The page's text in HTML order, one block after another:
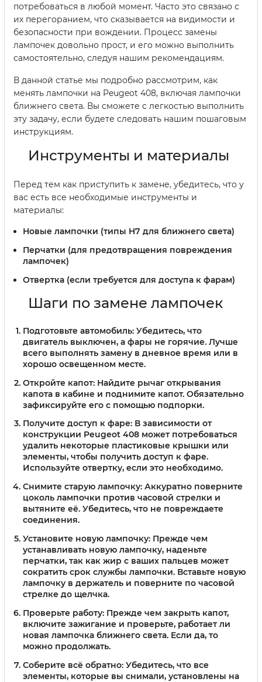
потребоваться в любой момент. Часто это связано с
их перегоранием, что сказывается на видимости и
безопасности при вождении. Процесс замены
лампочек довольно прост, и его можно выполнить
самостоятельно, следуя нашим рекомендациям.
В данной статье мы подробно рассмотрим, как
менять лампочки на Peugeot 408, включая лампочки
ближнего света. Вы сможете с легкостью выполнить
эту задачу, если будете следовать нашим пошаговым
инструкциям.
Инструменты и материалы
Перед тем как приступить к замене, убедитесь, что у
вас есть все необходимые инструменты и
материалы:
Новые лампочки (типы H7 для ближнего света)
Перчатки (для предотвращения повреждения
лампочек)
Отвертка (если требуется для доступа к фарам)
Шаги по замене лампочек
Подготовьте автомобиль: Убедитесь, что
двигатель выключен, а фары не горячие. Лучше
всего выполнять замену в дневное время или в
хорошо освещенном месте.
Откройте капот: Найдите рычаг открывания
капота в кабине и поднимите капот. Обязательно
зафиксируйте его с помощью подпорки.
Получите доступ к фаре: В зависимости от
конструкции Peugeot 408 может потребоваться
удалить некоторые пластиковые крышки или
элементы, чтобы получить доступ к фаре.
Используйте отвертку, если это необходимо.
Снимите старую лампочку: Аккуратно поверните
цоколь лампочки против часовой стрелки и
вытяните её. Убедитесь, что не повреждаете
соединения.
Установите новую лампочку: Прежде чем
устанавливать новую лампочку, наденьте
перчатки, так как жир с ваших пальцев может
сократить срок службы лампочки. Вставьте новую
лампочку в держатель и поверните по часовой
стрелке до щелчка.
Проверьте работу: Прежде чем закрыть капот,
включите зажигание и проверьте, работает ли
новая лампочка ближнего света. Если да, то
можно продолжать.
Соберите всё обратно: Убедитесь, что все
элементы, которые вы снимали, установлены на